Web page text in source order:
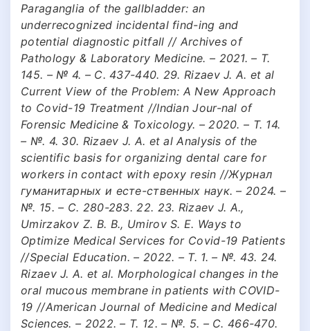
Paraganglia of the gallbladder: an
underrecognized incidental find-ing and
potential diagnostic pitfall // Archives of
Pathology & Laboratory Medicine. – 2021. – Т.
145. – № 4. – С. 437-440. 29. Rizaev J. A. et al
Current View of the Problem: A New Approach
to Covid-19 Treatment //Indian Jour-nal of
Forensic Medicine & Toxicology. – 2020. – Т. 14.
– №. 4. 30. Rizaev J. A. et al Analysis of the
scientific basis for organizing dental care for
workers in contact with epoxy resin //Журнал
гуманитарных и есте-ственных наук. – 2024. –
№. 15. – С. 280-283. 22. 23. Rizaev J. A.,
Umirzakov Z. B. B., Umirov S. E. Ways to
Optimize Medical Services for Covid-19 Patients
//Special Education. – 2022. – Т. 1. – №. 43. 24.
Rizaev J. A. et al. Morphological changes in the
oral mucous membrane in patients with COVID-
19 //American Journal of Medicine and Medical
Sciences. – 2022. – Т. 12. – №. 5. – С. 466-470.